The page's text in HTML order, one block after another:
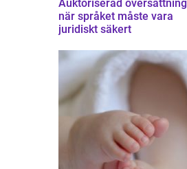
Auktoriserad översättning
när språket måste vara
juridiskt säkert